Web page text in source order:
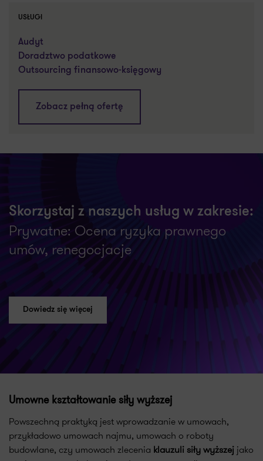
USŁUGI
Audyt
Doradztwo podatkowe
Outsourcing finansowo-księgowy
Zobacz pełną ofertę
Skorzystaj z naszych usług w zakresie:
Prywatne: Ocena ryzyka prawnego
umów, renegocjacje
Dowiedz się więcej
Umowne kształtowanie siły wyższej
Powszechną praktyką jest wprowadzanie w umowach,
przykładowo umowach najmu, umowach o roboty
budowlane, czy umowach zlecenia klauzuli siły wyższej jako